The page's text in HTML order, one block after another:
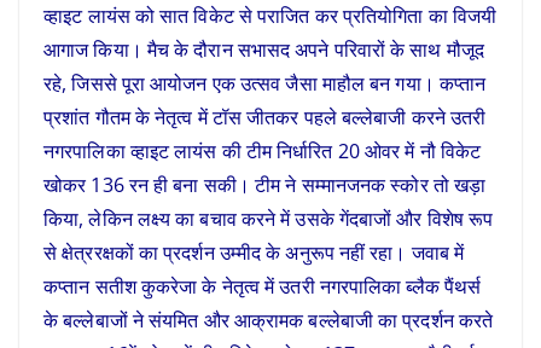
व्हाइट लायंस को सात विकेट से पराजित कर प्रतियोगिता का विजयी
आगाज किया। मैच के दौरान सभासद अपने परिवारों के साथ मौजूद
रहे, जिससे पूरा आयोजन एक उत्सव जैसा माहौल बन गया। कप्तान
प्रशांत गौतम के नेतृत्व में टॉस जीतकर पहले बल्लेबाजी करने उतरी
नगरपालिका व्हाइट लायंस की टीम निर्धारित 20 ओवर में नौ विकेट
खोकर 136 रन ही बना सकी। टीम ने सम्मानजनक स्कोर तो खड़ा
किया, लेकिन लक्ष्य का बचाव करने में उसके गेंदबाजों और विशेष रूप
से क्षेत्ररक्षकों का प्रदर्शन उम्मीद के अनुरूप नहीं रहा। जवाब में
कप्तान सतीश कुकरेजा के नेतृत्व में उतरी नगरपालिका ब्लैक पैंथर्स
के बल्लेबाजों ने संयमित और आक्रामक बल्लेबाजी का प्रदर्शन करते